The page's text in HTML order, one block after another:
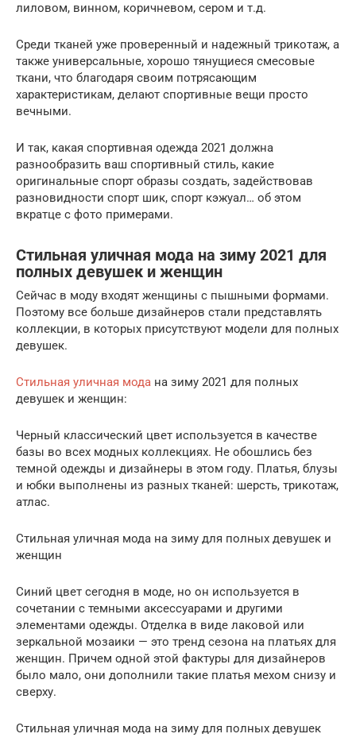
лиловом, винном, коричневом, сером и т.д.
Среди тканей уже проверенный и надежный трикотаж, а
также универсальные, хорошо тянущиеся смесовые
ткани, что благодаря своим потрясающим
характеристикам, делают спортивные вещи просто
вечными.
И так, какая спортивная одежда 2021 должна
разнообразить ваш спортивный стиль, какие
оригинальные спорт образы создать, задействовав
разновидности спорт шик, спорт кэжуал… об этом
вкратце с фото примерами.
Стильная уличная мода на зиму 2021 для
полных девушек и женщин
Сейчас в моду входят женщины с пышными формами.
Поэтому все больше дизайнеров стали представлять
коллекции, в которых присутствуют модели для полных
девушек.
Стильная уличная мода на зиму 2021 для полных
девушек и женщин:
Черный классический цвет используется в качестве
базы во всех модных коллекциях. Не обошлись без
темной одежды и дизайнеры в этом году. Платья, блузы
и юбки выполнены из разных тканей: шерсть, трикотаж,
атлас.
Стильная уличная мода на зиму для полных девушек и
женщин
Синий цвет сегодня в моде, но он используется в
сочетании с темными аксессуарами и другими
элементами одежды. Отделка в виде лаковой или
зеркальной мозаики — это тренд сезона на платьях для
женщин. Причем одной этой фактуры для дизайнеров
было мало, они дополнили такие платья мехом снизу и
сверху.
Стильная уличная мода на зиму для полных девушек